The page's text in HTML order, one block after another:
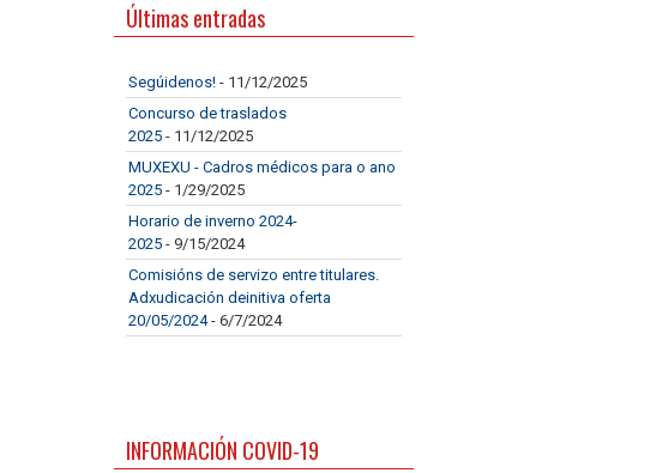
Últimas entradas
Segúidenos! - 11/12/2025
Concurso de traslados
2025 - 11/12/2025
MUXEXU - Cadros médicos para o ano
2025 - 1/29/2025
Horario de inverno 2024-
2025 - 9/15/2024
Comisións de servizo entre titulares.
Adxudicación deinitiva oferta
20/05/2024- 6/7/2024
INFORMACIÓN COVID-19